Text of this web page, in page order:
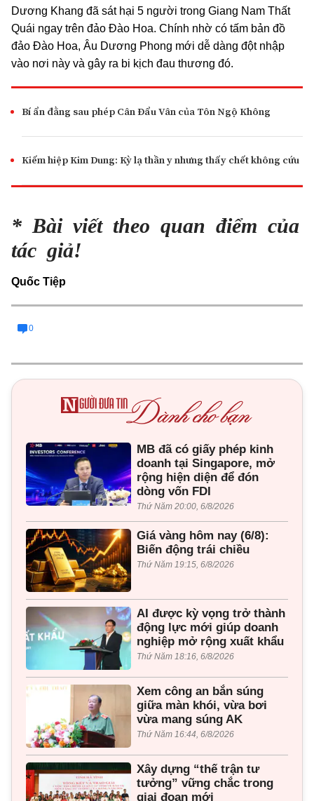
Dương Khang đã sát hại 5 người trong Giang Nam Thất
Quái ngay trên đảo Đào Hoa. Chính nhờ có tấm bản đồ
đảo Đào Hoa, Âu Dương Phong mới dễ dàng đột nhập
vào nơi này và gây ra bi kịch đau thương đó.
Bí ẩn đằng sau phép Cân Đẩu Vân của Tôn Ngộ Không
Kiếm hiệp Kim Dung: Kỳ lạ thần y nhưng thấy chết không cứu
* Bài viết theo quan điểm của
tác giả!
Quốc Tiệp
0
MB đã có giấy phép kinh
doanh tại Singapore, mở
rộng hiện diện để đón
dòng vốn FDI
Thứ Năm 20:00, 6/8/2026
Giá vàng hôm nay (6/8):
Biến động trái chiều
Thứ Năm 19:15, 6/8/2026
AI được kỳ vọng trở thành
động lực mới giúp doanh
nghiệp mở rộng xuất khẩu
Thứ Năm 18:16, 6/8/2026
Xem công an bắn súng
giữa màn khói, vừa bơi
vừa mang súng AK
Thứ Năm 16:44, 6/8/2026
Xây dựng “thế trận tư
tưởng” vững chắc trong
giai đoạn mới